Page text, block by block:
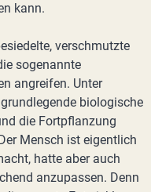
kann.
verschmutzte
sogenannte
angreifen. Unter
biologische
die Fortpflanzung
Mensch ist eigentlich
hatte aber auch
anzupassen. Denn